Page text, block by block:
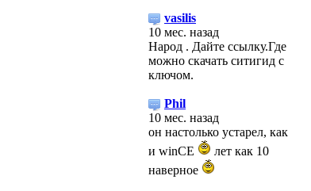
vasilis
10 мес. назад
Народ . Дайте ссылку.Где
можно скачать ситигид с
ключом.
Phil
10 мес. назад
он настолько устарел, как
и winCE
лет как 10
наверное